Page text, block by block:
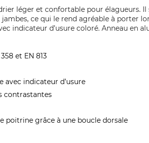
léger et confortable pour
ce qui le rend agréable à porter
indicateur d’usure coloré. Anneau en
et EN 813
avec indicateur d’usure
contrastantes
poitrine grâce à une boucle dorsale